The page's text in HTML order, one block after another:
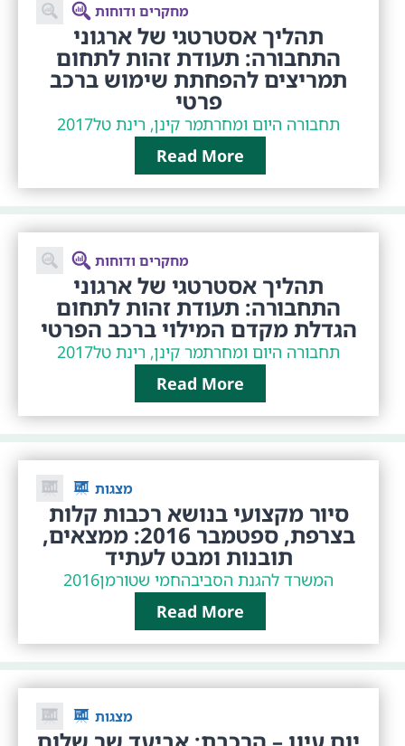
מחקרים ודוחות
תהליך אסטרטגי של ארגוני
התחבורה: תעודת זהות לתחום
תמריצים להפחתת שימוש ברכב
פרטי
2017תמר קינן, רינת טלתחבורה היום ומחר
Read More
מחקרים ודוחות
תהליך אסטרטגי של ארגוני
התחבורה: תעודת זהות לתחום
הגדלת מקדם המילוי ברכב הפרטי
2017תמר קינן, רינת טלתחבורה היום ומחר
Read More
מצגות
סיור מקצועי בנושא רכבות קלות
בצרפת, ספטמבר 2016: ממצאים,
תובנות ומבט לעתיד
2016חמי שטורמןהמשרד להגנת הסביבה
Read More
מצגות